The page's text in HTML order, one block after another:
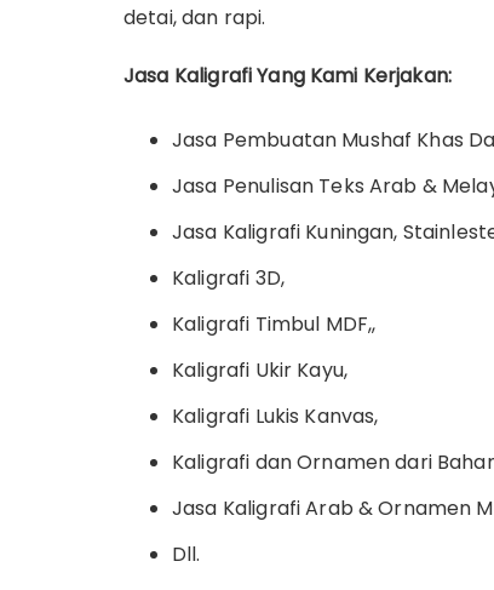
detai, dan rapi.
Jasa Kaligrafi Yang Kami Kerjakan:
Jasa Pembuatan Mushaf Khas
Jasa Penulisan Teks Arab &
Jasa Kaligrafi Kuningan,
Kaligrafi 3D,
Kaligrafi Timbul MDF,,
Kaligrafi Ukir Kayu,
Kaligrafi Lukis Kanvas,
Kaligrafi dan Ornamen dari
Jasa Kaligrafi Arab & Ornamen
Dll.